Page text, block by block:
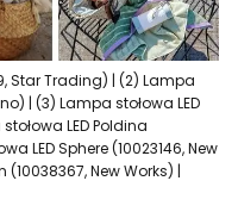
Star Trading) | (2) Lampa
| (3) Lampa stołowa LED
LED Poldina
LED Sphere (10023146, New
(10038367, New Works) |